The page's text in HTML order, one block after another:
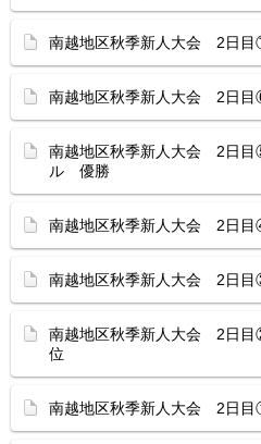
南越地区秋季新人大会 2日
南越地区秋季新人大会 2日
南越地区秋季新人大会 2日
ル 優勝
南越地区秋季新人大会 2日
南越地区秋季新人大会 2日
南越地区秋季新人大会 2日
位
南越地区秋季新人大会 2日